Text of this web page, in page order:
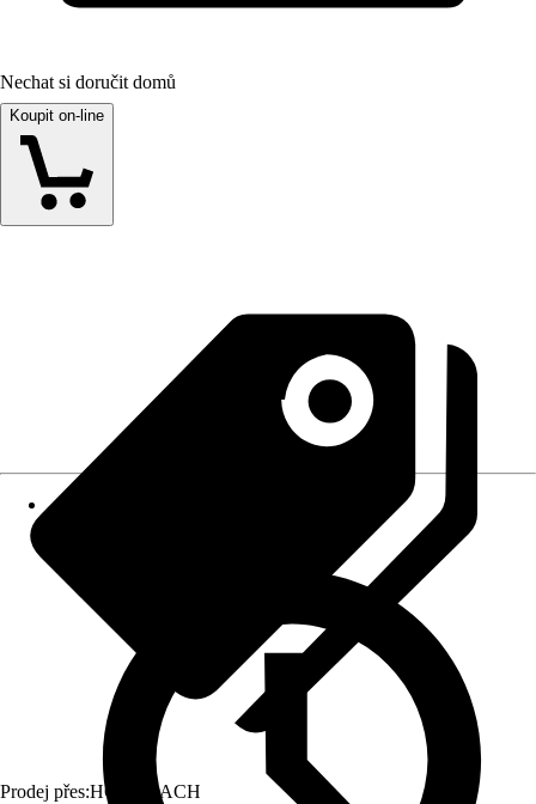
Nechat si doručit domů
Koupit on-line
Prodej přes:HORNBACH